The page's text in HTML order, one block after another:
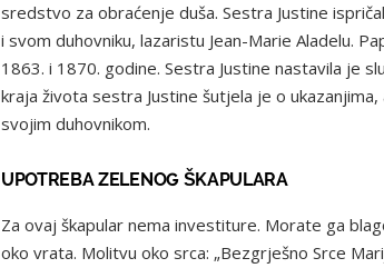
sredstvo za obraćenje duša. Sestra Justine
i svom duhovniku, lazaristu Jean-Marie Aladelu.
1863. i 1870. godine. Sestra Justine nastavila je
kraja života sestra Justine šutjela je o
svojim duhovnikom.
UPOTREBA ZELENOG ŠKAPULARA
Za ovaj škapular nema investiture. Morate ga
oko vrata. Molitvu oko srca: „Bezgrješno Srce